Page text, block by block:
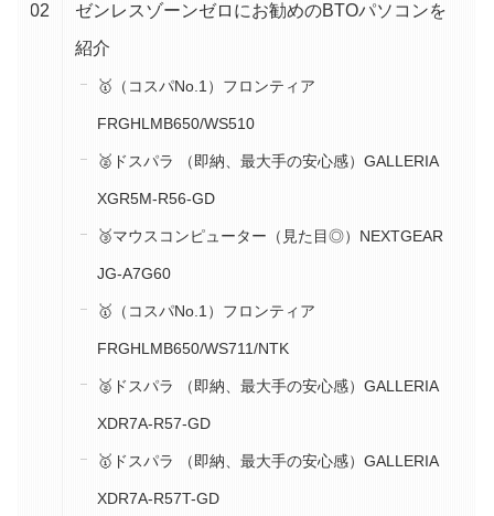
ゼンレスゾーンゼロにお勧めのBTOパソコンを
紹介
🥇（コスパNo.1）フロンティア
FRGHLMB650/WS510
🥈ドスパラ （即納、最大手の安心感）GALLERIA
XGR5M-R56-GD
🥉マウスコンピューター（見た目◎）NEXTGEAR
JG-A7G60
🥇（コスパNo.1）フロンティア
FRGHLMB650/WS711/NTK
🥈ドスパラ （即納、最大手の安心感）GALLERIA
XDR7A-R57-GD
🥇ドスパラ （即納、最大手の安心感）GALLERIA
XDR7A-R57T-GD